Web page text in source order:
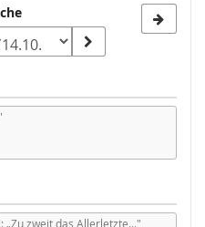
zweit das Allerletzte..."